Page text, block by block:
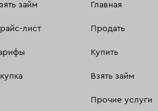
займ
лист
Главная
Продать
Купить
Взять займ
Прочие услуги